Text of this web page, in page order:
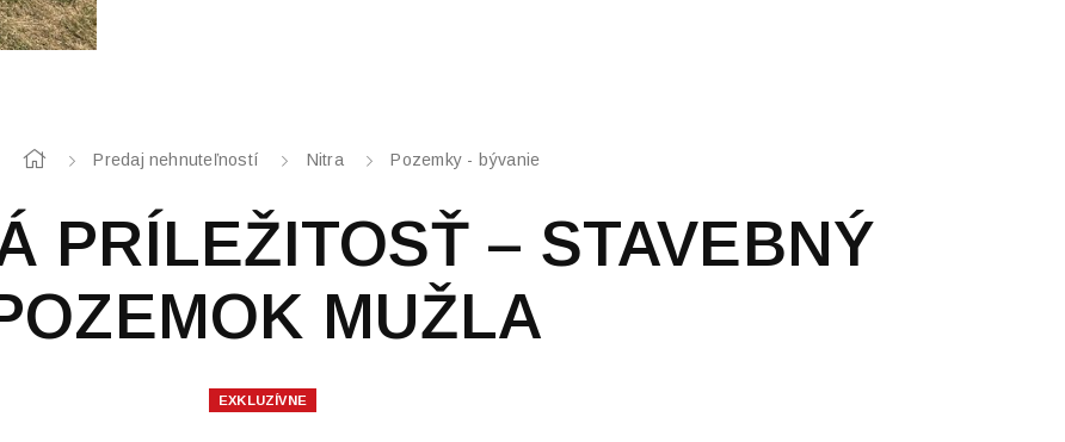
Predaj nehnuteľností Nitra Pozemky - bývanie
PRÍLEŽITOSŤ – STAVEBNÝ
MUŽLA
EXKLUZÍVNE